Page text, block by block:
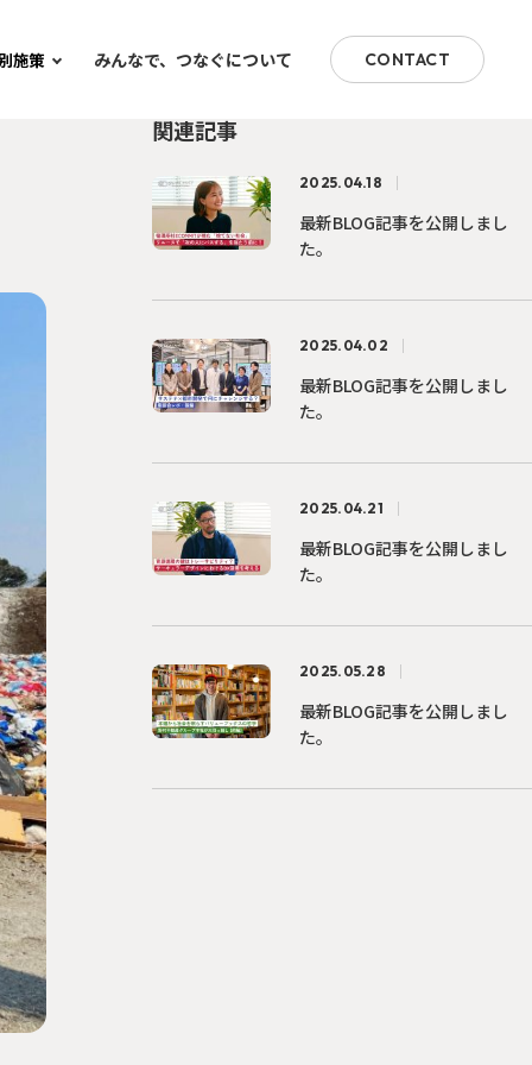
施策 みんなで、つなぐについて CONTACT
関連記事
2025.04.18
最新BLOG記事を公開しまし
た。
2025.04.02
最新BLOG記事を公開しまし
た。
2025.04.21
最新BLOG記事を公開しまし
た。
2025.05.28
最新BLOG記事を公開しまし
た。